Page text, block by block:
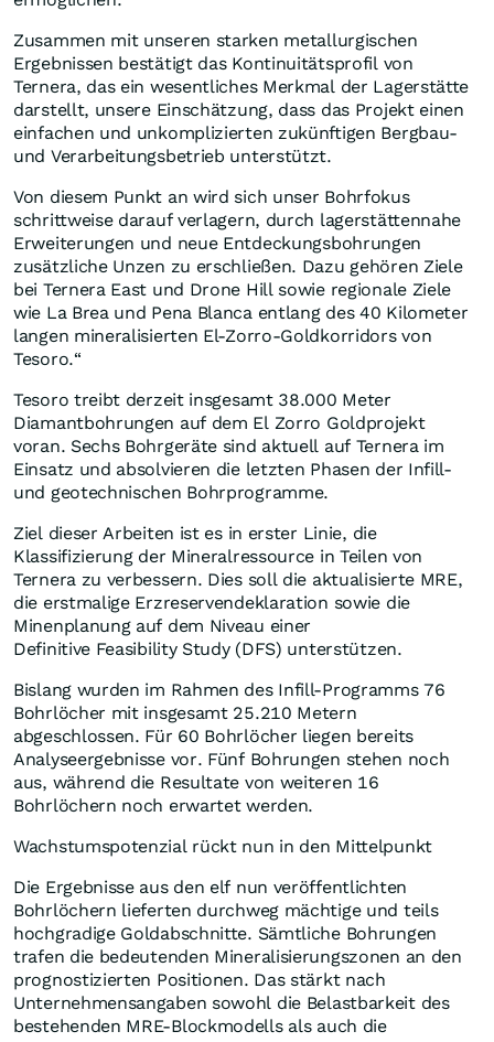
Zusammen mit unseren starken metallurgischen
Ergebnissen bestätigt das Kontinuitätsprofil von
Ternera, das ein wesentliches Merkmal der Lagerstätte
darstellt, unsere Einschätzung, dass das Projekt einen
einfachen und unkomplizierten zukünftigen Bergbau-
und Verarbeitungsbetrieb unterstützt.
Von diesem Punkt an wird sich unser Bohrfokus
schrittweise darauf verlagern, durch lagerstättennahe
Erweiterungen und neue Entdeckungsbohrungen
zusätzliche Unzen zu erschließen. Dazu gehören Ziele
bei Ternera East und Drone Hill sowie regionale Ziele
wie La Brea und Pena Blanca entlang des 40 Kilometer
langen mineralisierten El-Zorro-Goldkorridors von
Tesoro.“
Tesoro treibt derzeit insgesamt 38.000 Meter
Diamantbohrungen auf dem El Zorro Goldprojekt
voran. Sechs Bohrgeräte sind aktuell auf Ternera im
Einsatz und absolvieren die letzten Phasen der Infill-
und geotechnischen Bohrprogramme.
Ziel dieser Arbeiten ist es in erster Linie, die
Klassifizierung der Mineralressource in Teilen von
Ternera zu verbessern. Dies soll die aktualisierte MRE,
die erstmalige Erzreservendeklaration sowie die
Minenplanung auf dem Niveau einer
Definitive Feasibility Study (DFS) unterstützen.
Bislang wurden im Rahmen des Infill-Programms 76
Bohrlöcher mit insgesamt 25.210 Metern
abgeschlossen. Für 60 Bohrlöcher liegen bereits
Analyseergebnisse vor. Fünf Bohrungen stehen noch
aus, während die Resultate von weiteren 16
Bohrlöchern noch erwartet werden.
Wachstumspotenzial rückt nun in den Mittelpunkt
Die Ergebnisse aus den elf nun veröffentlichten
Bohrlöchern lieferten durchweg mächtige und teils
hochgradige Goldabschnitte. Sämtliche Bohrungen
trafen die bedeutenden Mineralisierungszonen an den
prognostizierten Positionen. Das stärkt nach
Unternehmensangaben sowohl die Belastbarkeit des
bestehenden MRE-Blockmodells als auch die